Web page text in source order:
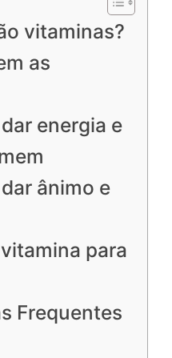
vitaminas?
as
energia e
ânimo e
para
Frequentes